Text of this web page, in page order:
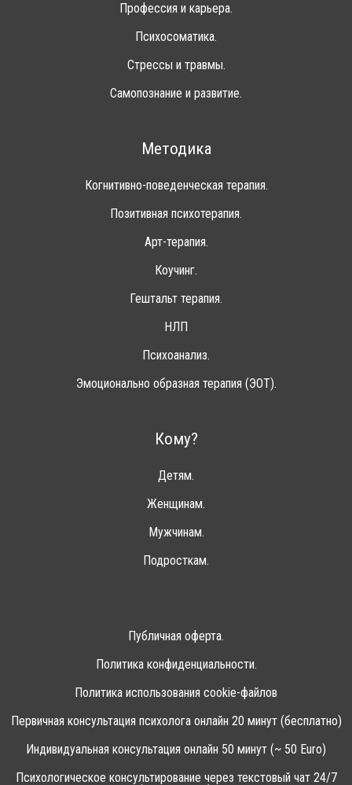
Профессия и карьера.
Психосоматика.
Стрессы и травмы.
Самопознание и развитие.
Методика
Когнитивно-поведенческая терапия.
Позитивная психотерапия.
Арт-терапия.
Коучинг.
Гештальт терапия.
НЛП
Психоанализ.
Эмоционально образная терапия (ЭОТ).
Кому?
Детям.
Женщинам.
Мужчинам.
Подросткам.
Публичная оферта.
Политика конфиденциальности.
Политика использования cookie-файлов
Первичная консультация психолога онлайн 20 минут (бесплатно)
Индивидуальная консультация онлайн 50 минут (~ 50 Euro)
Психологическое консультирование через текстовый чат 24/7